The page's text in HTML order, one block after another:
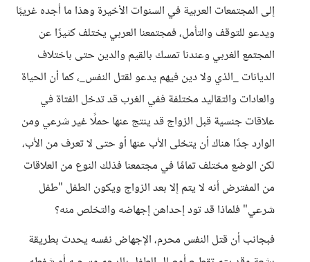
إلى المجتمعات العربية في السنوات الأخيرة وهذا ما أجده غريبًا
ويدعو للتوقف والتأمل، فمجتمعنا العربي يختلف كثيرًا عن
المجتمع الغربي وعندنا تمسك بالقيم والدين حتى باختلاف
الديانات _الذي ولا دين فيهم يدعو لقتل النفس_، كما أن الحياة
والعادات والتقاليد مختلفة ففي الغرب قد تدخل الفتاة في
علاقات جنسية قبل الزواج قد ينتج عنها حملًا غير شرعي ومن
الوارد جدًا هناك أن يتخلى الأب عنها أو حتى لا تعرف من الأب،
لكن الوضع مختلف تمامًا في مجتمعنا فذلك النوع من العلاقات
من المفترض أنه لا يتم إلا بعد الزواج ويكون الطفل "طفل
شرعي" فلماذا قد تود إحداهن إجهاضه والتخلص منه؟
فبجانب أن قتل النفس محرم، الإجهاض نفسه يحدث بطريقة